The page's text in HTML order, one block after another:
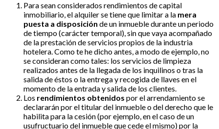
Para sean considerados rendimientos de capital
inmobiliario, el alquiler se tiene que limitar a la mera
puesta a disposición de un inmueble durante un periodo
de tiempo (carácter temporal), sin que vaya acompañado
de la prestación de servicios propios de la industria
hotelera. Como te he dicho antes, a modo de ejemplo, no
se consideran como tales: los servicios de limpieza
realizados antes de la llegada de los inquilinos o tras la
salida de éstos o la entrega y recogida de llaves en el
momento de la entrada y salida de los clientes.
Los rendimientos obtenidos por el arrendamiento se
declararán por el titular del inmueble o del derecho que le
habilita para la cesión (por ejemplo, en el caso de un
usufructuario del inmueble que cede el mismo) por la